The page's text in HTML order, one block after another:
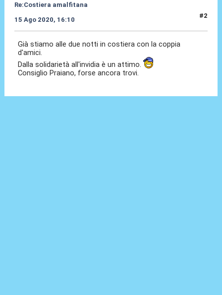
Re:Costiera amalfitana
15 Ago 2020, 16:10
#2
Già stiamo alle due notti in costiera con la coppia
d'amici.
Dalla solidarietà all'invidia è un attimo.
Consiglio Praiano, forse ancora trovi.